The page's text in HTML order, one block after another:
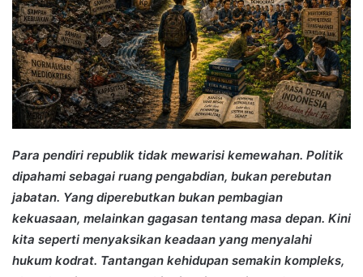
Para pendiri republik tidak mewarisi kemewahan. Politik
dipahami sebagai ruang pengabdian, bukan perebutan
jabatan. Yang diperebutkan bukan pembagian
kekuasaan, melainkan gagasan tentang masa depan. Kini
kita seperti menyaksikan keadaan yang menyalahi
hukum kodrat. Tantangan kehidupan semakin kompleks,